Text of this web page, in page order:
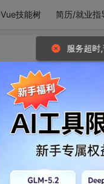
Vue技能树 简历/就业指
服务超时